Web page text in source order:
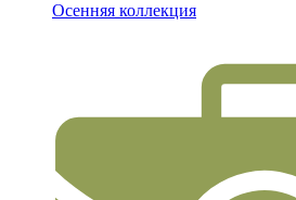
Осенняя коллекция